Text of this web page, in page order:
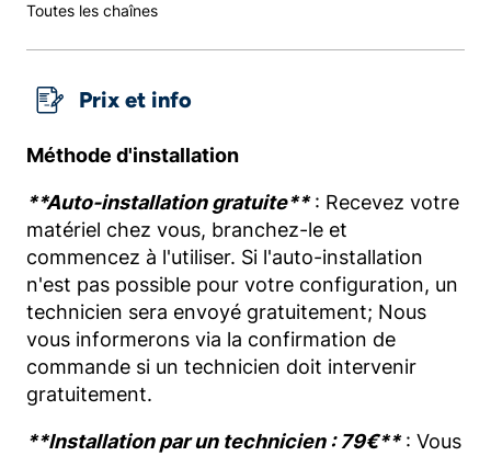
Toutes les chaînes
Prix et info
Méthode d'installation
**Auto-installation gratuite**: Recevez votre
matériel chez vous, branchez-le et
commencez à l'utiliser. Si l'auto-installation
n'est pas possible pour votre configuration, un
technicien sera envoyé gratuitement; Nous
vous informerons via la confirmation de
commande si un technicien doit intervenir
gratuitement.
**Installation par un technicien : 79€**: Vous